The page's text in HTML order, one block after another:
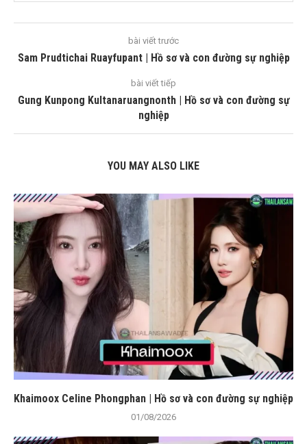
bài viết trước
Sam Prudtichai Ruayfupant | Hồ sơ và con đường sự nghiệp
bài viết tiếp
Gung Kunpong Kultanaruangnonth | Hồ sơ và con đường sự
nghiệp
YOU MAY ALSO LIKE
Khaimoox Celine Phongphan | Hồ sơ và con đường sự nghiệp
01/08/2026